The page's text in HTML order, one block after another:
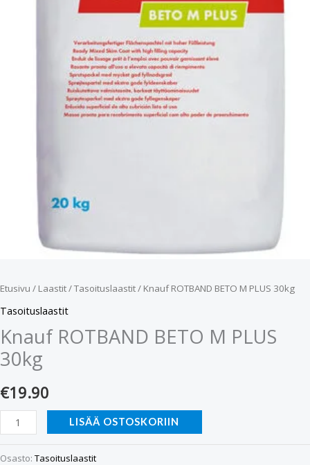
Etusivu / Laastit/Tasoituslaastit/ Knauf ROTBAND BETO M PLUS 30kg
Tasoituslaastit
Knauf ROTBAND BETO M PLUS
30kg
€19.90
LISÄÄ OSTOSKORIIN
Osasto: Tasoituslaastit